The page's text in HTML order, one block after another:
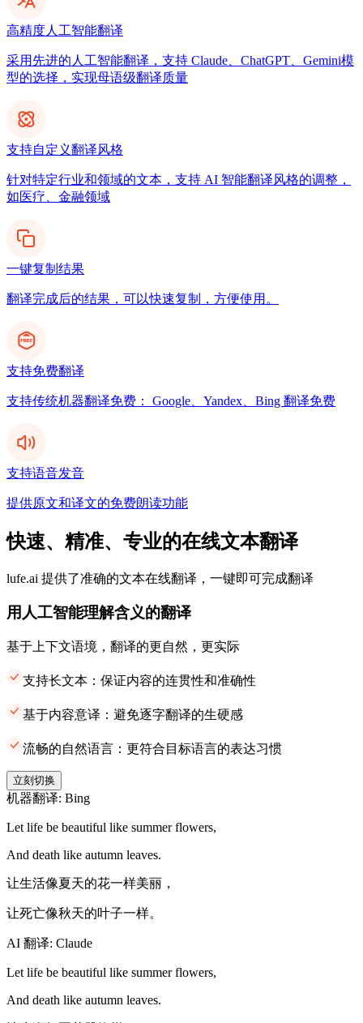
高精度人工智能翻译
采用先进的人工智能翻译，支持 Claude、ChatGPT、Gemini模
型的选择，实现母语级翻译质量
支持自定义翻译风格
针对特定行业和领域的文本，支持 AI 智能翻译风格的调整，
如医疗、金融领域
一键复制结果
翻译完成后的结果，可以快速复制，方便使用。
支持免费翻译
支持传统机器翻译免费： Google、Yandex、Bing 翻译免费
支持语音发音
提供原文和译文的免费朗读功能
快速、精准、专业的在线文本翻译
lufe.ai 提供了准确的文本在线翻译，一键即可完成翻译
用人工智能理解含义的翻译
基于上下文语境，翻译的更自然，更实际
支持长文本：保证内容的连贯性和准确性
基于内容意译：避免逐字翻译的生硬感
流畅的自然语言：更符合目标语言的表达习惯
立刻切换
机器翻译: Bing
Let life be beautiful like summer flowers,
And death like autumn leaves.
让生活像夏天的花一样美丽，
让死亡像秋天的叶子一样。
AI 翻译: Claude
Let life be beautiful like summer flowers,
And death like autumn leaves.